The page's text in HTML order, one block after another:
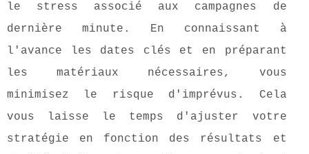
le stress associé aux campagnes de
dernière minute. En connaissant à
l'avance les dates clés et en préparant
les matériaux nécessaires, vous
minimisez le risque d'imprévus. Cela
vous laisse le temps d'ajuster votre
stratégie en fonction des résultats et